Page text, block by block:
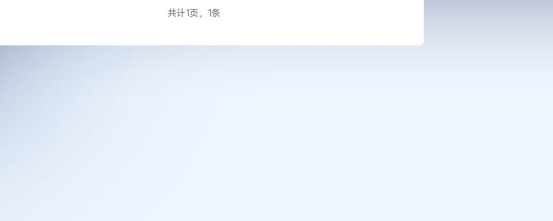
共计1页，1条